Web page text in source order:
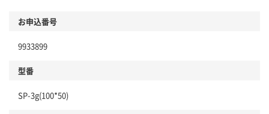
本体
仕組
お申込番号
9933899
型番
SP-3g(100*50)